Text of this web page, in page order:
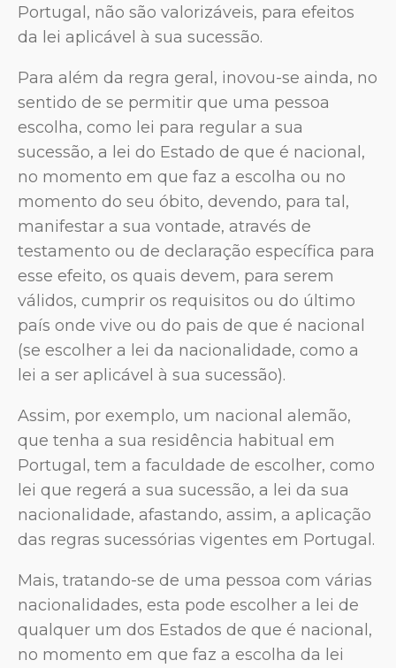
Portugal, não são valorizáveis, para efeitos
da lei aplicável à sua sucessão.
Para além da regra geral, inovou-se ainda, no
sentido de se permitir que uma pessoa
escolha, como lei para regular a sua
sucessão, a lei do Estado de que é nacional,
no momento em que faz a escolha ou no
momento do seu óbito, devendo, para tal,
manifestar a sua vontade, através de
testamento ou de declaração específica para
esse efeito, os quais devem, para serem
válidos, cumprir os requisitos ou do último
país onde vive ou do pais de que é nacional
(se escolher a lei da nacionalidade, como a
lei a ser aplicável à sua sucessão).
Assim, por exemplo, um nacional alemão,
que tenha a sua residência habitual em
Portugal, tem a faculdade de escolher, como
lei que regerá a sua sucessão, a lei da sua
nacionalidade, afastando, assim, a aplicação
das regras sucessórias vigentes em Portugal.
Mais, tratando-se de uma pessoa com várias
nacionalidades, esta pode escolher a lei de
qualquer um dos Estados de que é nacional,
no momento em que faz a escolha da lei